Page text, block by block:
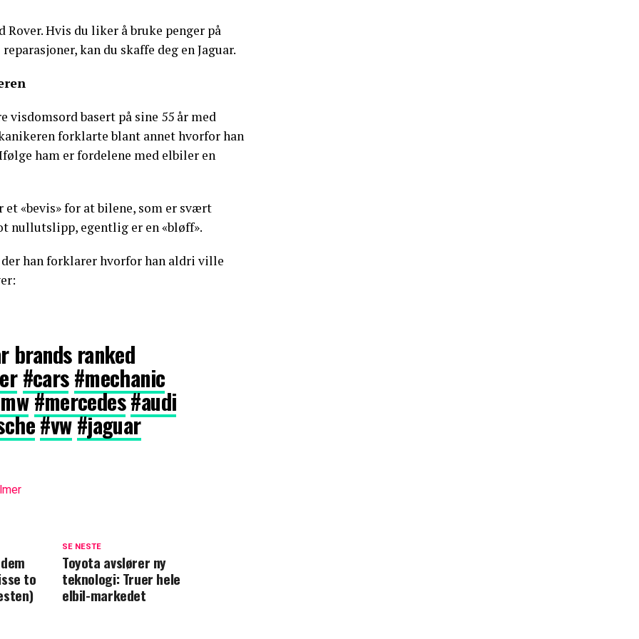
Rover. Hvis du liker å bruke penger på
kan du skaffe deg en Jaguar.
visdomsord basert på sine 55 år med
forklarte blant annet hvorfor han
ham er fordelene med elbiler en
«bevis» for at bilene, som er svært
nullutslipp, egentlig er en «bløff».
der han forklarer hvorfor han aldri ville
brands ranked
#cars#mechanic
#mercedes#audi
#vw#jaguar
SE NESTE
Toyota avslører ny
teknologi: Truer hele
elbil-markedet
to